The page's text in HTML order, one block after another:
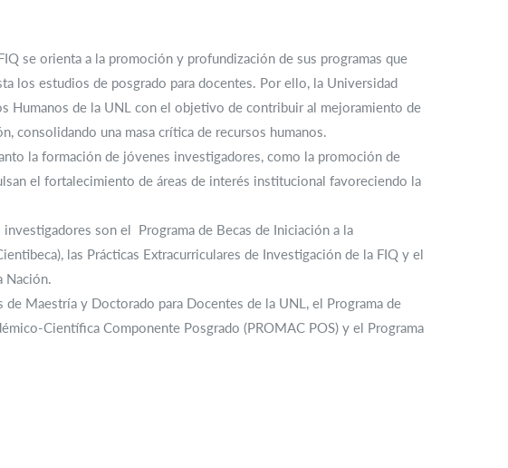
se orienta a la promoción y profundización de sus programas que
los estudios de posgrado para docentes. Por ello, la Universidad
Humanos de la UNL con el objetivo de contribuir al mejoramiento de
consolidando una masa crítica de recursos humanos.
la formación de jóvenes investigadores, como la promoción de
el fortalecimiento de áreas de interés institucional favoreciendo la
son el Programa de Becas de Iniciación a la
las Prácticas Extracurriculares de Investigación de la FIQ y el
Nación.
Maestría y Doctorado para Docentes de la UNL, el Programa de
Científica Componente Posgrado (PROMAC POS) y el Programa